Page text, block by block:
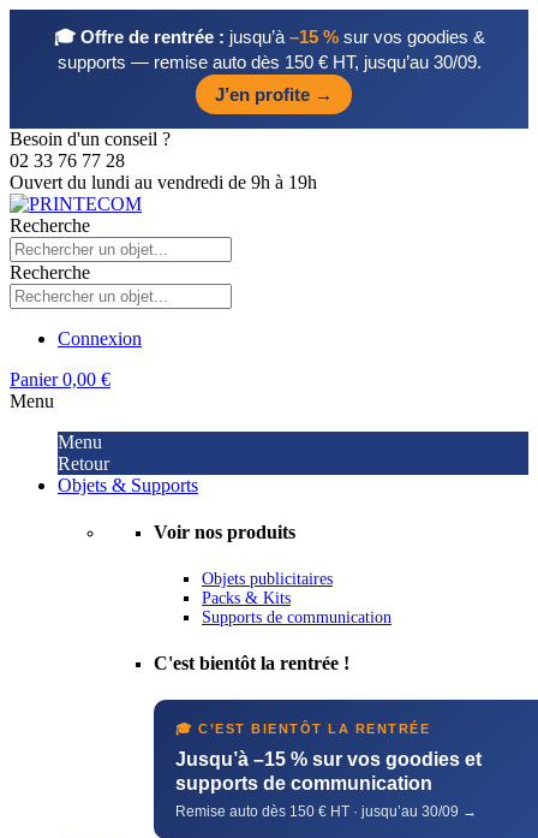
🎓 Offre de rentrée : jusqu’à –15 %sur vos goodies &
supports — remise auto dès 150 € HT, jusqu’au 30/09.
J’en profite →
Besoin d'un conseil ?
02 33 76 77 28
Ouvert du lundi au vendredi de 9h à 19h
Recherche
Recherche
Connexion
Panier 0,00 €
Menu
Menu
Retour
Objets & Supports
Voir nos produits
Objets publicitaires
Packs & Kits
Supports de communication
C'est bientôt la rentrée !
🎓 C’EST BIENTÔT LA RENTRÉE
Jusqu’à –15 % sur vos goodies et
supports de communication
Remise auto dès 150 € HT · jusqu’au 30/09 →